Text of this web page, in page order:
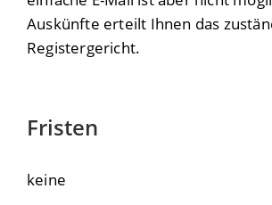
Auskünfte erteilt Ihnen das
Registergericht.
Fristen
keine